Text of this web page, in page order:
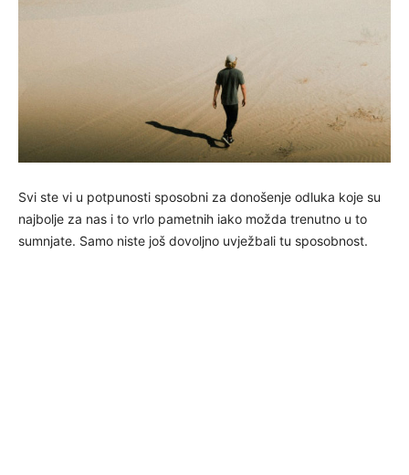
Svi ste vi u potpunosti sposobni za donošenje odluka koje su
najbolje za nas i to vrlo pametnih iako možda trenutno u to
sumnjate. Samo niste još dovoljno uvježbali tu sposobnost.